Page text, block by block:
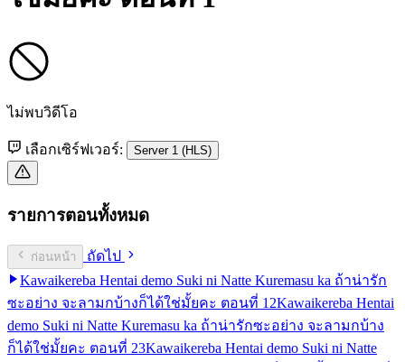
ไม่พบวิดีโอ
เลือกเซิร์ฟเวอร์: Server 1 (HLS)
รายการตอนทั้งหมด
ก่อนหน้า
ถัดไป
Kawaikereba Hentai demo Suki ni Natte Kuremasu ka ถ้าน่ารัก
ซะอย่าง จะลามกบ้างก็ได้ใช่มั้ยคะ ตอนที่ 1 2Kawaikereba Hentai
demo Suki ni Natte Kuremasu ka ถ้าน่ารักซะอย่าง จะลามกบ้าง
ก็ได้ใช่มั้ยคะ ตอนที่ 23Kawaikereba Hentai demo Suki ni Natte